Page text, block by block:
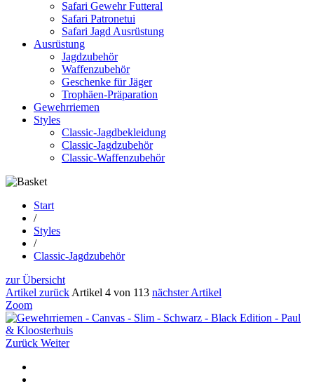
Safari Gewehr Futteral
Safari Patronetui
Safari Jagd Ausrüstung
Ausrüstung
Jagdzubehör
Waffenzubehör
Geschenke für Jäger
Trophäen-Präparation
Gewehrriemen
Styles
Classic-Jagdbekleidung
Classic-Jagdzubehör
Classic-Waffenzubehör
Start
/
Styles
/
Classic-Jagdzubehör
zur Übersicht
Artikel zurück Artikel 4 von 113 nächster Artikel
Zoom
Zurück Weiter